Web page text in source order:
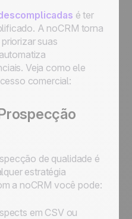
é ter
A noCRM torna
suas
Veja como ele
comercial:
de qualidade é
estratégia
a noCRM você pode:
em CSV ou